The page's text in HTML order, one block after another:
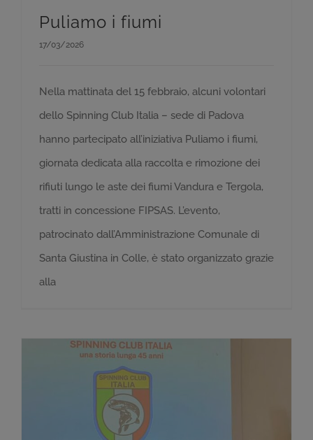
Puliamo i fiumi
17/03/2026
Nella mattinata del 15 febbraio, alcuni volontari
dello Spinning Club Italia – sede di Padova
hanno partecipato all’iniziativa Puliamo i fiumi,
giornata dedicata alla raccolta e rimozione dei
rifiuti lungo le aste dei fiumi Vandura e Tergola,
tratti in concessione FIPSAS. L’evento,
patrocinato dall’Amministrazione Comunale di
Santa Giustina in Colle, è stato organizzato grazie
alla